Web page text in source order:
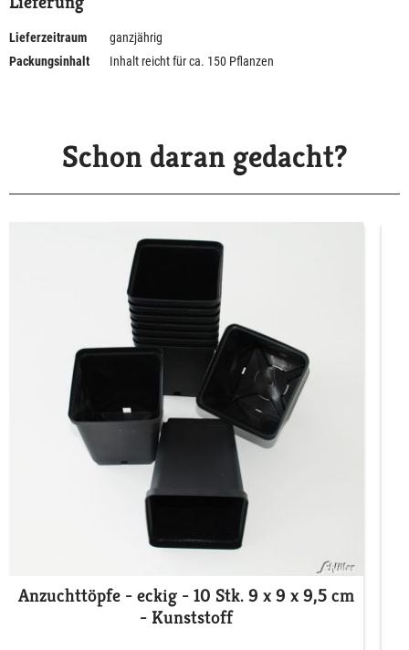
Lieferzeitraum
ganzjährig
Packungsinhalt
Inhalt reicht für ca. 150 Pflanzen
Schon daran gedacht?
Anzuchttöpfe - eckig - 10 Stk. 9 x 9 x 9,5 cm
- Kunststoff